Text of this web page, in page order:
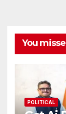
You
POLITICAL